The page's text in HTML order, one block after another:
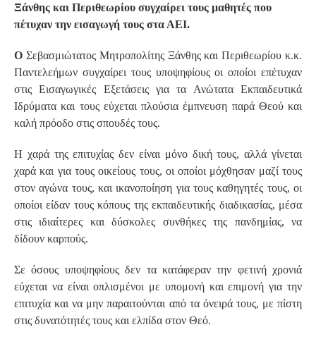
Ξάνθης και Περιθεωρίου συγχαίρει τους μαθητές που
πέτυχαν την εισαγωγή τους στα ΑΕΙ.
Ο Σεβασμιώτατος Μητροπολίτης Ξάνθης και Περιθεωρίου κ.κ.
Παντελεήμων συγχαίρει τους υποψηφίους οι οποίοι επέτυχαν
στις Εισαγωγικές Εξετάσεις για τα Ανώτατα Εκπαιδευτικά
Ιδρύματα και τους εύχεται πλούσια έμπνευση παρά Θεού και
καλή πρόοδο στις σπουδές τους.
Η χαρά της επιτυχίας δεν είναι μόνο δική τους, αλλά γίνεται
χαρά και για τους οικείους τους, οι οποίοι μόχθησαν μαζί τους
στον αγώνα τους, και ικανοποίηση για τους καθηγητές τους, οι
οποίοι είδαν τους κόπους της εκπαιδευτικής διαδικασίας, μέσα
στις ιδιαίτερες και δύσκολες συνθήκες της πανδημίας, να
δίδουν καρπούς.
Σε όσους υποψηφίους δεν τα κατάφεραν την φετινή χρονιά
εύχεται να είναι οπλισμένοι με υπομονή και επιμονή για την
επιτυχία και να μην παραιτούνται από τα όνειρά τους, με πίστη
στις δυνατότητές τους και ελπίδα στον Θεό.